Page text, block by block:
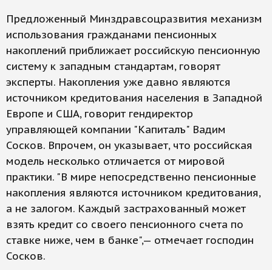
Предложенный Минздравсоцразвития механизм
использования гражданами пенсионных
накоплений приближает российскую пенсионную
систему к западным стандартам, говорят
эксперты. Накопления уже давно являются
источником кредитования населения в Западной
Европе и США, говорит гендиректор
управляющей компании "Капиталъ" Вадим
Сосков. Впрочем, он указывает, что российская
модель несколько отличается от мировой
практики. "В мире непосредственно пенсионные
накопления являются источником кредитования,
а не залогом. Каждый застрахованный может
взять кредит со своего пенсионного счета по
ставке ниже, чем в банке",— отмечает господин
Сосков.